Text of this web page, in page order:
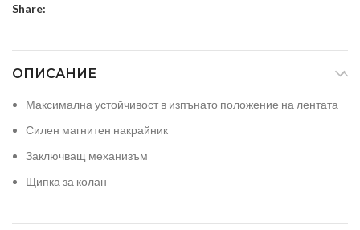
Share:
ОПИСАНИЕ
Максимална устойчивост в изпънато положение на лентата
Силен магнитен накрайник
Заключващ механизъм
Щипка за колан